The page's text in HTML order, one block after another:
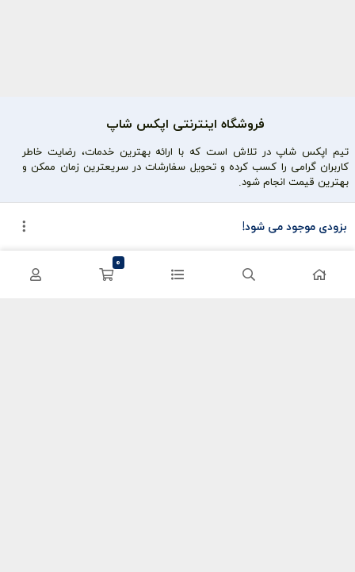
بزودی موجود می شود!
فروشگاه اینترنتی اپکس شاپ
تیم اپکس شاپ در تلاش است که با ارائه بهترین خدمات، رضایت خاطر
کاربران گرامی را کسب کرده و تحویل سفارشات در سریعترین زمان ممکن و
بهترین قیمت انجام شود.
کریستال گنشین
سفارشات
0